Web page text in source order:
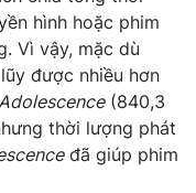
hình hoặc phim
Vì vậy, mặc dù
được nhiều hơn
Adolescence(840,3
thời lượng phát
đã giúp phim